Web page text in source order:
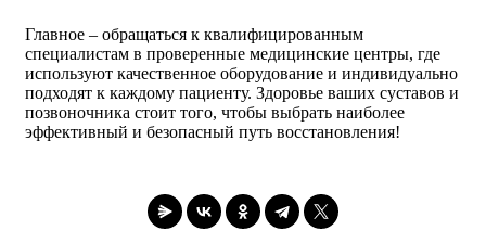
Главное – обращаться к квалифицированным
специалистам в проверенные медицинские центры, где
используют качественное оборудование и индивидуально
подходят к каждому пациенту. Здоровье ваших суставов и
позвоночника стоит того, чтобы выбрать наиболее
эффективный и безопасный путь восстановления!